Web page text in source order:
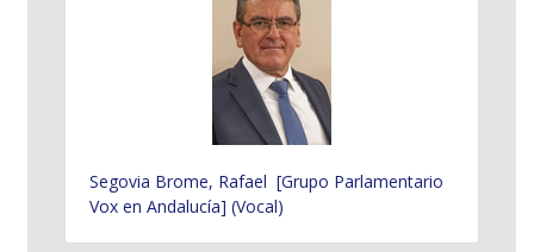
Segovia Brome, Rafael [Grupo Parlamentario
Vox en Andalucía] (Vocal)